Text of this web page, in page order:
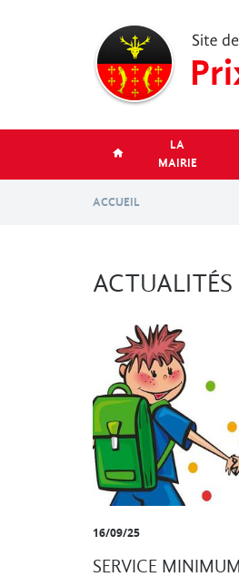
LA
MAIRIE
ACCUEIL
ACTUALITÉS
16/09/25
SERVICE